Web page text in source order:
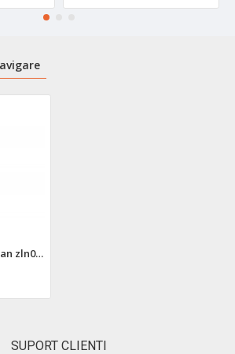
Tigaie premium zilan zln0910 - 24cm, 7 straturi titan, antiaderenta, compatibila inductie cuptor 280°c
SUPORT CLIENTI